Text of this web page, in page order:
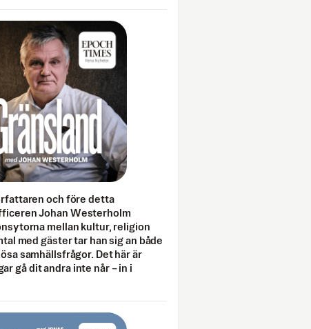
och före detta
Johan Westerholm
mellan kultur, religion
med gäster tar han sig an både
samhällsfrågor. Det här är
gå dit andra inte når – in i